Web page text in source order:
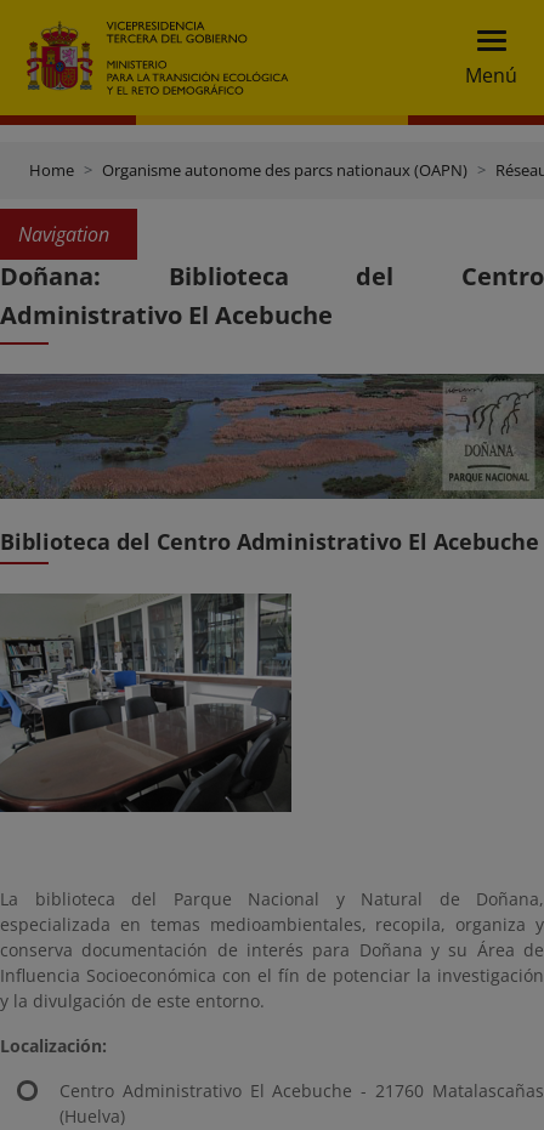
Menú
Home Organisme autonome des parcs nationaux (OAPN)
Navigation
Doñana: Biblioteca del Centro
Administrativo El Acebuche
Biblioteca del Centro Administrativo El Acebuche
La biblioteca del Parque Nacional y Natural de Doñana,
especializada en temas medioambientales, recopila, organiza y
conserva documentación de interés para Doñana y su Área de
Influencia Socioeconómica con el fín de potenciar la investigación
y la divulgación de este entorno.
Localización:
Centro Administrativo El Acebuche - 21760 Matalascañas
(Huelva)